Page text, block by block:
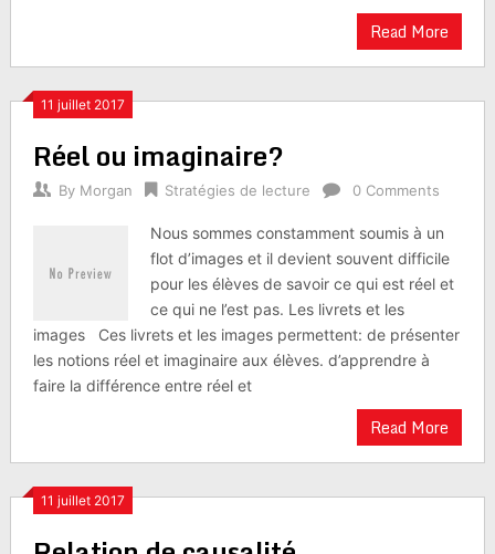
Read More
11 juillet 2017
Réel ou imaginaire?
By Morgan Stratégies de lecture 0 Comments
Nous sommes constamment soumis à un
flot d’images et il devient souvent difficile
pour les élèves de savoir ce qui est réel et
ce qui ne l’est pas. Les livrets et les
images Ces livrets et les images permettent: de présenter
les notions réel et imaginaire aux élèves. d’apprendre à
faire la différence entre réel et
Read More
11 juillet 2017